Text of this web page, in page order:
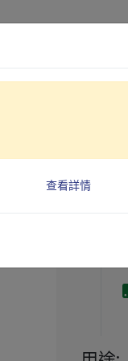
產品介紹
查看詳情